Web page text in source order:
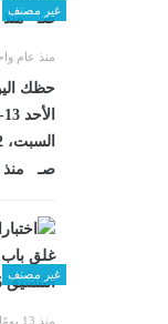
غير مصنف
منذ عام
حظك
صـ منذ 27 دقيقة
غير مصنف
منذ 13 يومًا